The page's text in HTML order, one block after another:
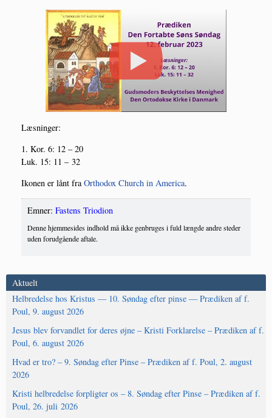
Læs­nin­ger:
1. Kor. 6: 12 – 20
Luk. 15: 11 – 32
Iko­nen er lånt fraOrtho­dox Church in Ame­ri­ca.
Emner: Fastens Triodion
Denne hjemmesides indhold må ikke genbruges i fuld længde andre steder
uden forudgående aftale.
Aktuelt
Helbredelse hos Kristus — 10. Søndag efter pinse — Prædiken af f.
Poul, 9. august 2026
Jesus blev forvandlet for deres øjne – Kristi Forklarelse – Prædiken af f.
Poul, 6. august 2026
Hvad er tro? – 9. Søndag efter Pinse – Prædiken af f. Poul, 2. august
2026
Kristi helbredelse forpligter os – 8. Søndag efter Pinse – Prædiken af f.
Poul, 26. juli 2026